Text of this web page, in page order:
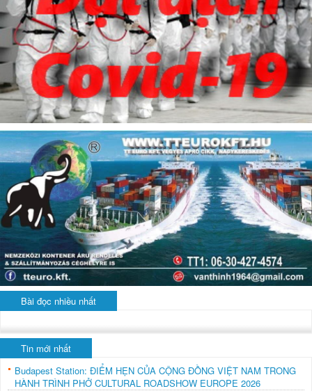
Bài đọc nhiều nhất
Tin mới nhất
Budapest Station: ĐIỂM HẸN CỦA CỘNG ĐỒNG VIỆT NAM TRONG
HÀNH TRÌNH PHỞ CULTURAL ROADSHOW EUROPE 2026